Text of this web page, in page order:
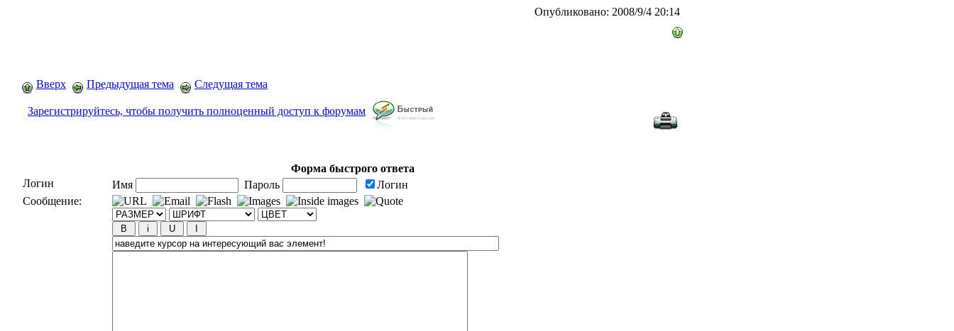
Опубликовано: 2008/9/4 20:14
Вверх Предыдущая тема Следущая тема
Зарегистрируйтесь, чтобы получить полноценный доступ к форумам
Форма быстрого ответа
Логин
Имя Пароль
Логин
Сообщение: